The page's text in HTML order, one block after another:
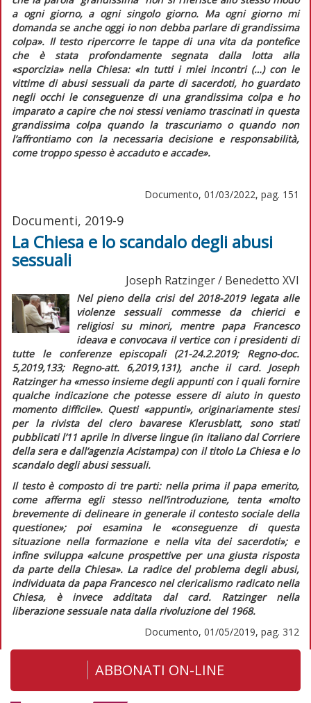
a ogni giorno, a ogni singolo giorno. Ma ogni giorno mi
domanda se anche oggi io non debba parlare di grandissima
colpa». Il testo ripercorre le tappe di una vita da pontefice
che è stata profondamente segnata dalla lotta alla
«sporcizia» nella Chiesa: «In tutti i miei incontri (…) con le
vittime di abusi sessuali da parte di sacerdoti, ho guardato
negli occhi le conseguenze di una grandissima colpa e ho
imparato a capire che noi stessi veniamo trascinati in questa
grandissima colpa quando la trascuriamo o quando non
l’affrontiamo con la necessaria decisione e responsabilità,
come troppo spesso è accaduto e accade».
Documento, 01/03/2022, pag. 151
Documenti, 2019-9
La Chiesa e lo scandalo degli abusi
sessuali
Joseph Ratzinger / Benedetto XVI
Nel pieno della crisi del 2018-2019 legata alle
violenze sessuali commesse da chierici e
religiosi su minori, mentre papa Francesco
ideava e convocava il vertice con i presidenti di
tutte le conferenze episcopali (21-24.2.2019; Regno-doc.
5,2019,133; Regno-att. 6,2019,131), anche il card. Joseph
Ratzinger ha «messo insieme degli appunti con i quali fornire
qualche indicazione che potesse essere di aiuto in questo
momento difficile». Questi «appunti», originariamente stesi
per la rivista del clero bavarese Klerusblatt, sono stati
pubblicati l’11 aprile in diverse lingue (in italiano dal Corriere
della sera e dall’agenziaAcistampa) con il titoloLa Chiesa e lo
scandalo degli abusi sessuali.
Il testo è composto di tre parti: nella prima il papa emerito,
come afferma egli stesso nell’introduzione, tenta «molto
brevemente di delineare in generale il contesto sociale della
questione»; poi esamina le «conseguenze di questa
situazione nella formazione e nella vita dei sacerdoti»;e
infine sviluppa «alcune prospettive per una giusta risposta
da parte della Chiesa». La radice del problema degli abusi,
individuata da papa Francesco nel clericalismo radicato nella
Chiesa, è invece additata dal card. Ratzinger nella
liberazione sessuale nata dalla rivoluzione del 1968.
Documento, 01/05/2019, pag. 312
ABBONATI ON-LINE